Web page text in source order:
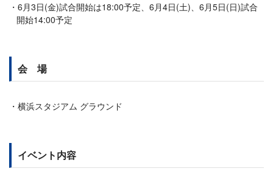
6月3日(金)試合開始は18:00予定、6月4日(土)、6月5日(日)試合
開始14:00予定
会 場
横浜スタジアム グラウンド
イベント内容